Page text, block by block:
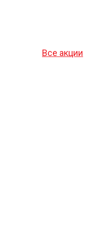
Все акции